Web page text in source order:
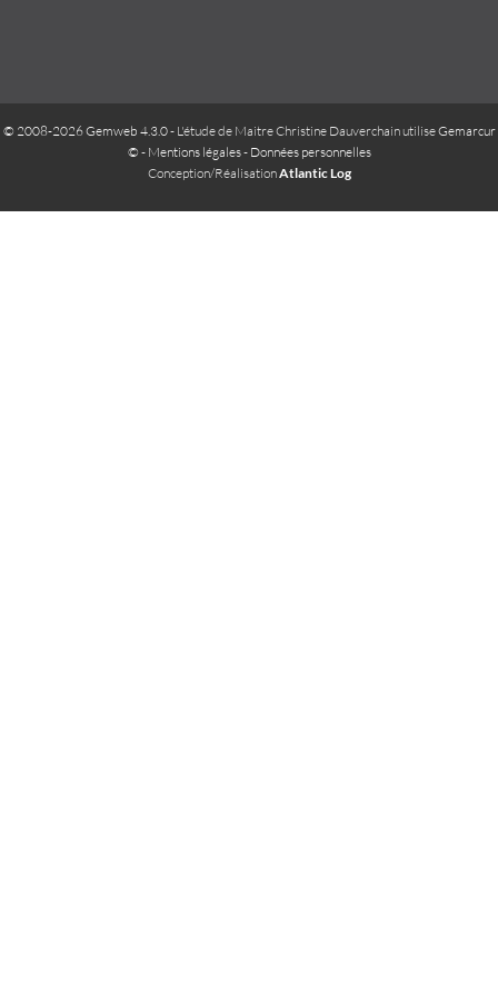
© 2008-2026 Gemweb 4.3.0- L'étude de Maitre Christine Dauverchain utiliseGemarcur
© - Mentions légales- Données personnelles
Conception/RéalisationAtlantic Log